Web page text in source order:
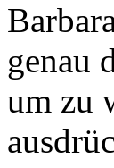
genau
um zu